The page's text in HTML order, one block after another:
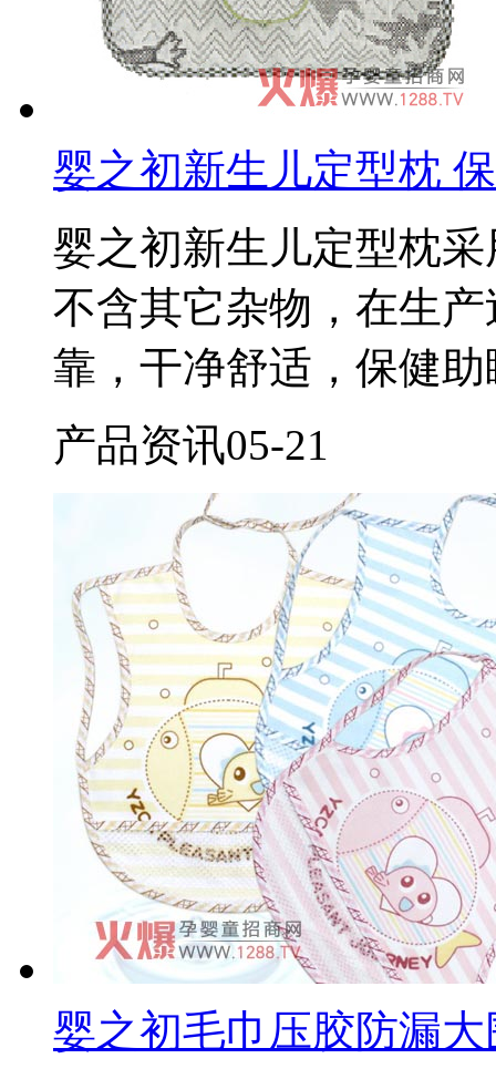
婴之初新生儿定型枕
婴之初新生儿定型枕
不含其它杂物，在生
靠，干净舒适，保健
产品资讯05-21
婴之初毛巾压胶防漏